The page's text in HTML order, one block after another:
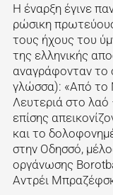
Η έναρξη έγινε
ρώσικη
τους ήχους του
της ελληνικής
αναγράφονταν το
γλώσσα): «Από το
Λευτεριά στο
επίσης
και το
στην Οδησσό,
οργάνωσης
Αντρέι